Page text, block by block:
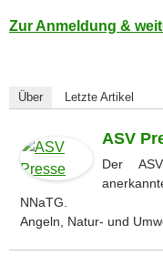
Zur Anmeldung &
Über Letzte Artikel
ASV
Der
NNaTG.
Angeln, Natur- und